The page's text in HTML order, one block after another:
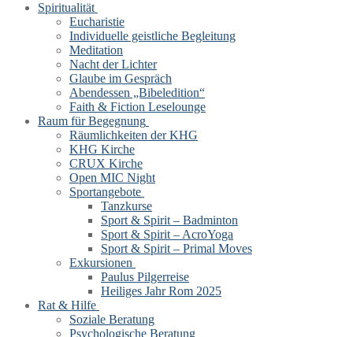
Spiritualität
Eucharistie
Individuelle geistliche Begleitung
Meditation
Nacht der Lichter
Glaube im Gespräch
Abendessen „Bibeledition“
Faith & Fiction Leselounge
Raum für Begegnung
Räumlichkeiten der KHG
KHG Kirche
CRUX Kirche
Open MIC Night
Sportangebote
Tanzkurse
Sport & Spirit – Badminton
Sport & Spirit – AcroYoga
Sport & Spirit – Primal Moves
Exkursionen
Paulus Pilgerreise
Heiliges Jahr Rom 2025
Rat & Hilfe
Soziale Beratung
Psychologische Beratung